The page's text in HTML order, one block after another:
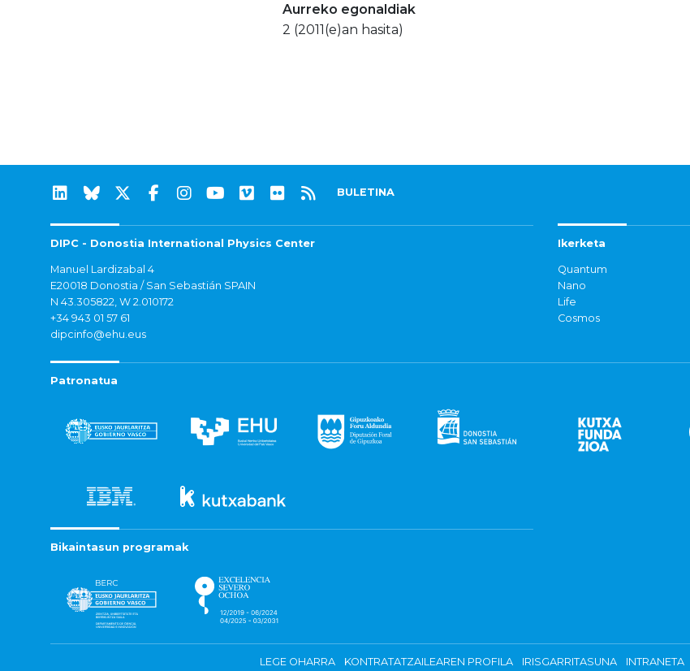
Aurreko egonaldiak
2 (2011(e)an hasita)
BULETINA
DIPC - Donostia International Physics Center
Manuel Lardizabal 4
E20018 Donostia / San Sebastián SPAIN
N 43.305822, W 2.010172
+34 943 01 57 61
dipcinfo@ehu.eus
Ikerketa
Quantum
Nano
Life
Cosmos
Patronatua
Bikaintasun programak
LEGE OHARRA KONTRATATZAILEAREN PROFILA IRISGARRITASUNA INTRANETA